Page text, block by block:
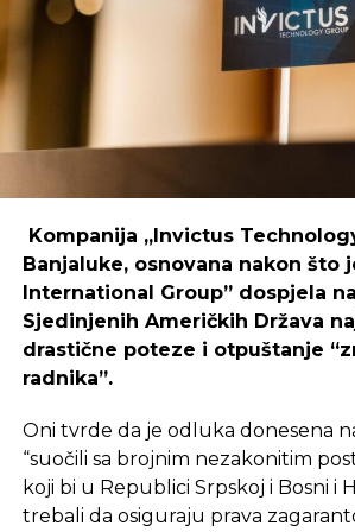
coworking prostori mogu
regijama koje nisu urbani centri,
podršku i ulaganja koja će
održivost ovakvih inicijativa.
Ulaganje u coworking prostor u
postati ključan korak prema
poslovne klime, privlačenju novih
nove projekte i lokalnu ekonomiju.
Kompanija „Invictus
Banjaluke, osnovana nakon što
International Group” dospjela
Sjedinjenih Američkih Država
drastične poteze i otpuštanje
radnika”.
Oni tvrde da je odluka donesena
“suočili sa brojnim nezakonitim
koji bi u Republici Srpskoj i Bosni i
trebali da osiguraju prava